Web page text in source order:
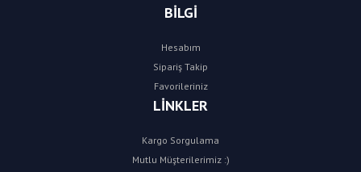
BİLGİ
Hesabım
Sipariş Takip
Favorileriniz
LİNKLER
Kargo Sorgulama
Mutlu Müşterilerimiz :)